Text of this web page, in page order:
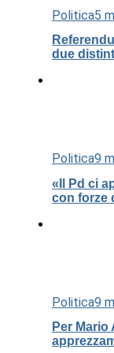
Politica5
due
Politica9
«Il Pd ci
con forze
Politica9
Per